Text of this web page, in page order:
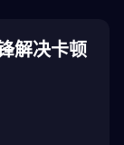
解决卡顿